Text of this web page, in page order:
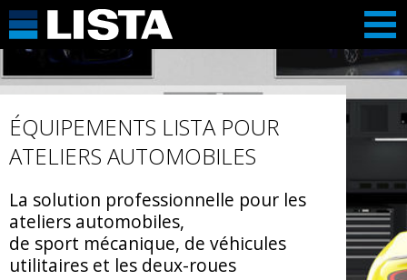
ÉQUIPEMENTS LISTA POUR
ATELIERS AUTOMOBILES
La solution professionnelle pour les
ateliers automobiles,
de sport mécanique, de véhicules
utilitaires et les deux-roues